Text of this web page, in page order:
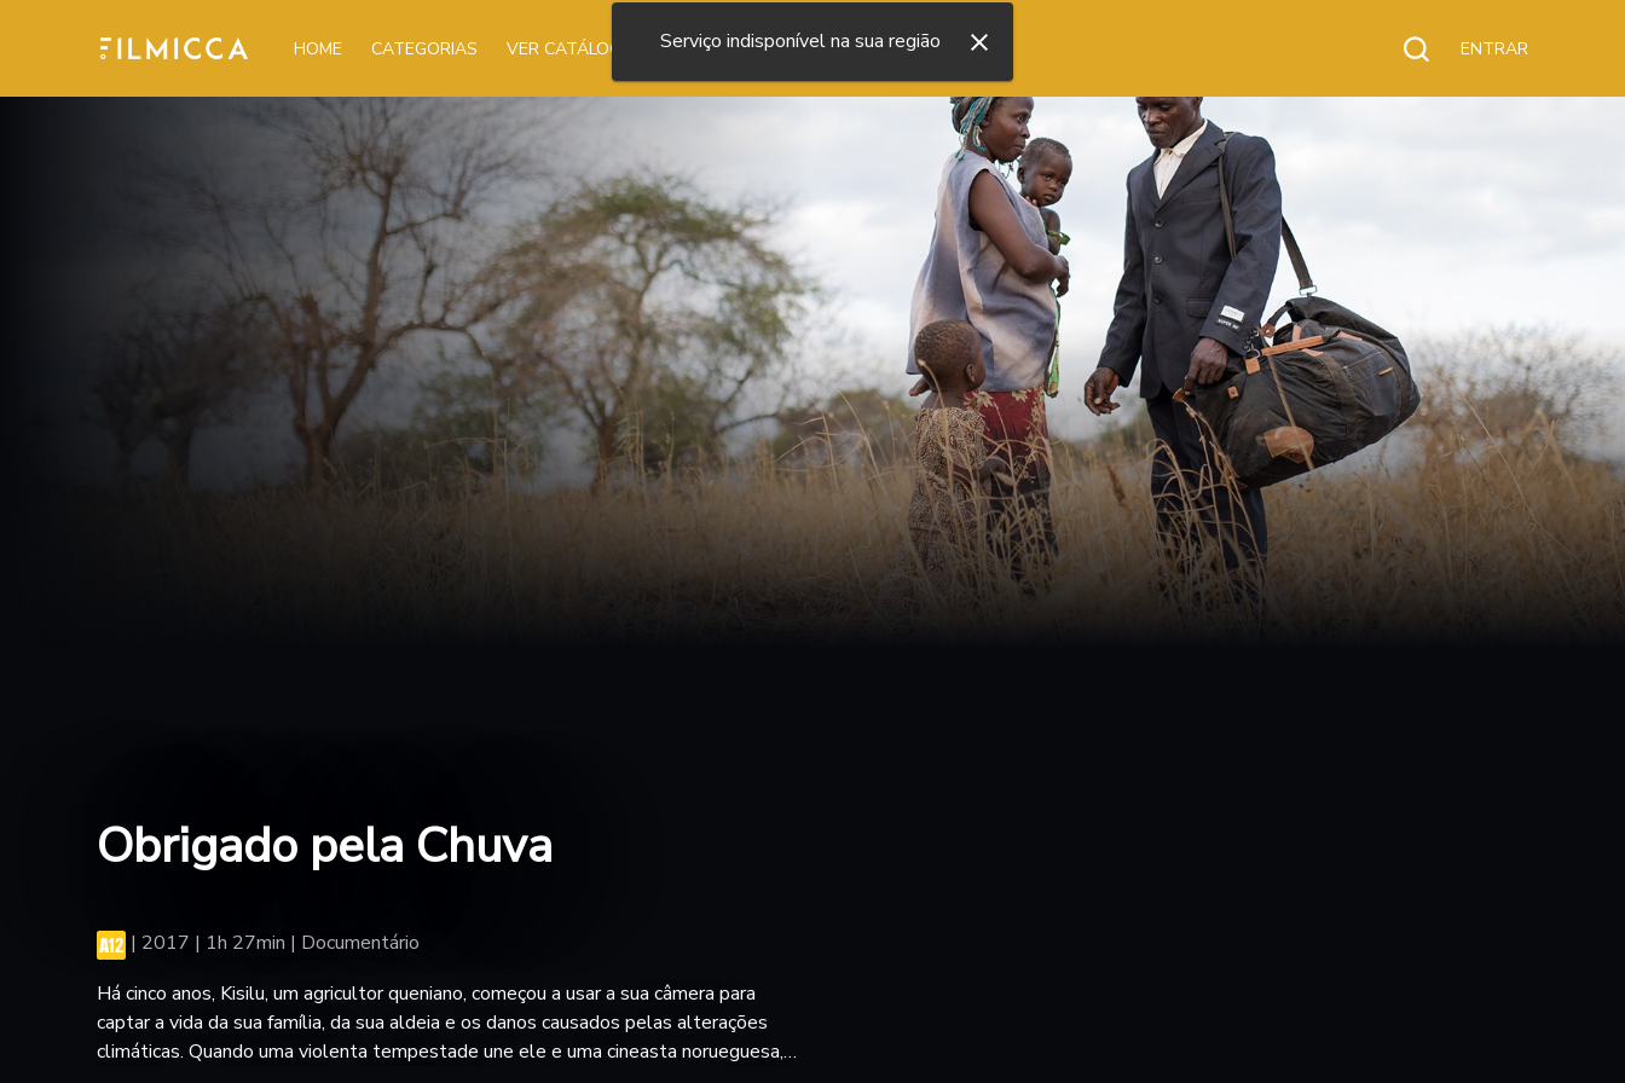
HOME CATEGORIAS VER CATÁLOGO NOSSA LOJA ENTRAR
Serviço indisponível na sua região
Obrigado pela Chuva
| 2017 | 1h 27min | Documentário
Há cinco anos, Kisilu, um agricultor queniano, começou a usar a sua câmera para
captar a vida da sua família, da sua aldeia e os danos causados pelas alterações
climáticas. Quando uma violenta tempestade une ele e uma cineasta norueguesa,